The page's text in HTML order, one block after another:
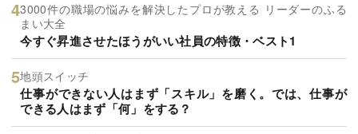
3000件の職場の悩みを解決したプロが教える リーダーのふる
まい大全
今すぐ昇進させたほうがいい社員の特徴・ベスト1
地頭スイッチ
仕事ができない人はまず「スキル」を磨く。では、仕事が
できる人はまず「何」をする？